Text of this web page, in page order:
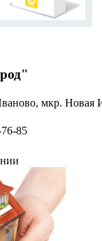
мкр. Новая
85